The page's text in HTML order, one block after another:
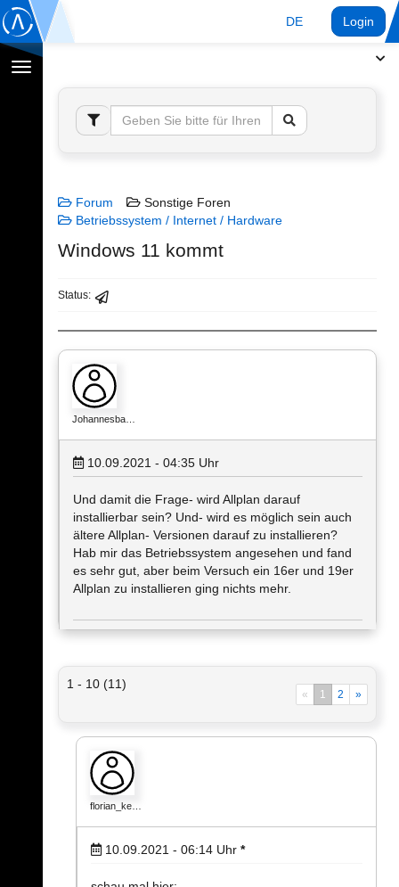
DE Login
Navigation
umschalten
Forum
Sonstige Foren
Betriebssystem / Internet / Hardware
Windows 11 kommt
Status:
Johannesba…
10.09.2021 - 04:35 Uhr
Und damit die Frage- wird Allplan darauf
installierbar sein? Und- wird es möglich sein auch
ältere Allplan- Versionen darauf zu installieren?
Hab mir das Betriebssystem angesehen und fand
es sehr gut, aber beim Versuch ein 16er und 19er
Allplan zu installieren ging nichts mehr.
1 - 10 (11)
« 1 2 »
florian_ke…
10.09.2021 - 06:14 Uhr *